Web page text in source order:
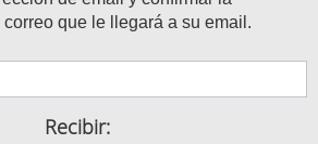
que le llegará a su email.
Recibir: